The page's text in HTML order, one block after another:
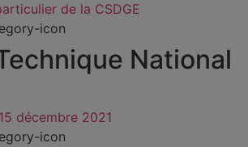
de la CSDGE
National
décembre 2021